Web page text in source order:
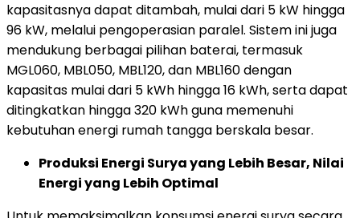
kapasitasnya dapat ditambah, mulai dari 5 kW hingga
96 kW, melalui pengoperasian paralel. Sistem ini juga
mendukung berbagai pilihan baterai, termasuk
MGL060, MBL050, MBL120, dan MBL160 dengan
kapasitas mulai dari 5 kWh hingga 16 kWh, serta dapat
ditingkatkan hingga 320 kWh guna memenuhi
kebutuhan energi rumah tangga berskala besar.
Produksi Energi Surya yang Lebih Besar, Nilai
Energi yang Lebih Optimal